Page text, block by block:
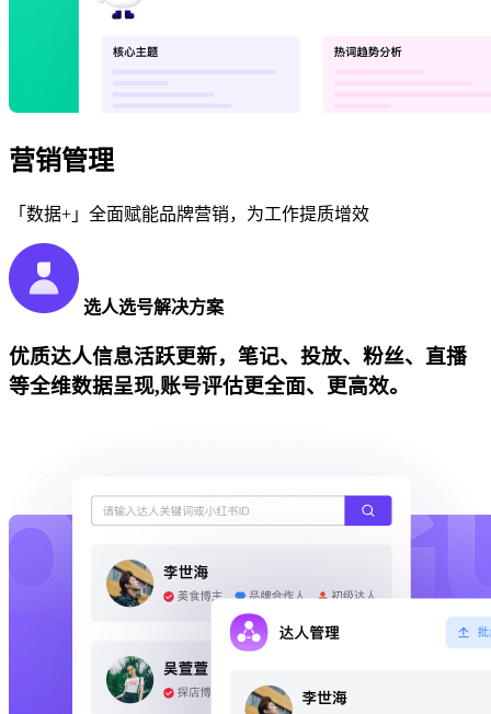
营销管理
「数据+」全面赋能品牌营销，为工作提质增效
选人选号解决方案
优质达人信息活跃更新，笔记、投放、粉丝、直播
等全维数据呈现,账号评估更全面、更高效。